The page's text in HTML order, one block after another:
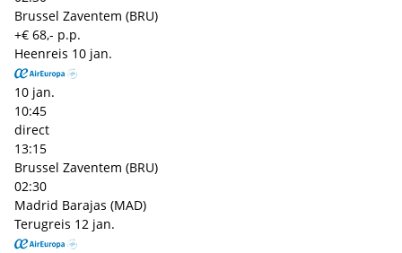
Brussel Zaventem (BRU)
+€ 68,- p.p.
Heenreis 10 jan.
10 jan.
10:45
direct
13:15
Brussel Zaventem (BRU)
02:30
Madrid Barajas (MAD)
Terugreis 12 jan.